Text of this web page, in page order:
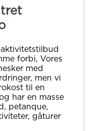
forbi, Vores
med
men vi
til en
har en masse
petanque,
gåturer